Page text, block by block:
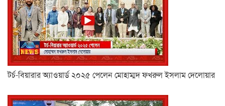
টর্চ-বিয়ারার অ্যাওয়ার্ড ২০২৫ পেলেন মোহাম্মদ ফখরুল ইসলাম দেলোয়ার